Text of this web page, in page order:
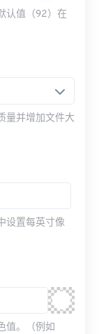
认值（92）在
量并增加文件大
设置每英寸像
值。（例如